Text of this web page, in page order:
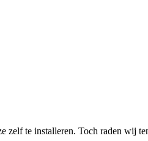
te installeren. Toch raden wij